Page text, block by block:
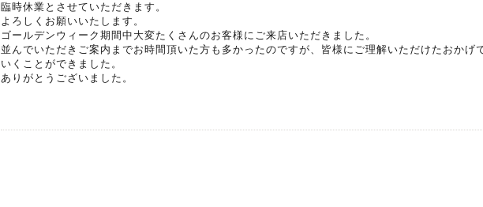
臨時休業とさせていただきます。
よろしくお願いいたします。
ゴールデンウィーク期間中大変たくさんのお客様にご来店いただきました。
並んでいただきご案内までお時間頂いた方も多かったのですが、皆様にご理解いただけたおかげ
いくことができました。
ありがとうございました。